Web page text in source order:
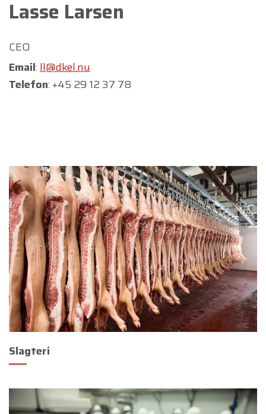
Lasse Larsen
CEO
Email:ll@dkel.nu
Telefon: +45 29 12 37 78
Slagteri